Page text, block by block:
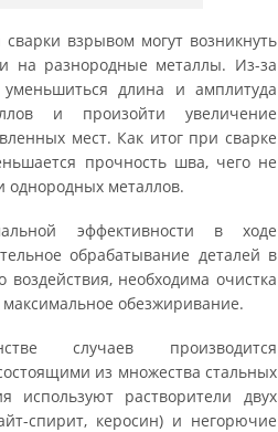
взрывом могут возникнуть
на разнородные металлы. Из-за
длина и амплитуда
и произойти увеличение
мест. Как итог при сварке
прочность шва, чего не
однородных металлов.
эффективности в ходе
обрабатывание деталей в
воздействия, необходима очистка
максимальное обезжиривание.
случаев производится
из множества стальных
растворители двух
спирит, керосин) и негорючие